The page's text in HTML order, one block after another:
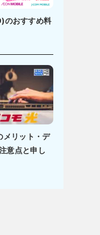
のおすすめ料
メリット・デ
意点と申し